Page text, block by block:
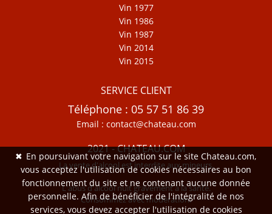
Vin 1977
Vin 1986
Vin 1987
Vin 2014
Vin 2015
SERVICE CLIENT
Téléphone : 05 57 51 86 39
Email : contact@chateau.com
2021 - CHATEAU.COM
La vente d'alcool est interdite aux mineurs.
L'abus d'alcool nuit gravement à la santé.
Consommez avec modération.
✖ En poursuivant votre navigation sur le site Chateau.com,
vous acceptez l'utilisation de cookies nécessaires au bon
fonctionnement du site et ne contenant aucune donnée
personnelle. Afin de bénéficier de l'intégralité de nos
services, vous devez accepter l'utilisation de cookies